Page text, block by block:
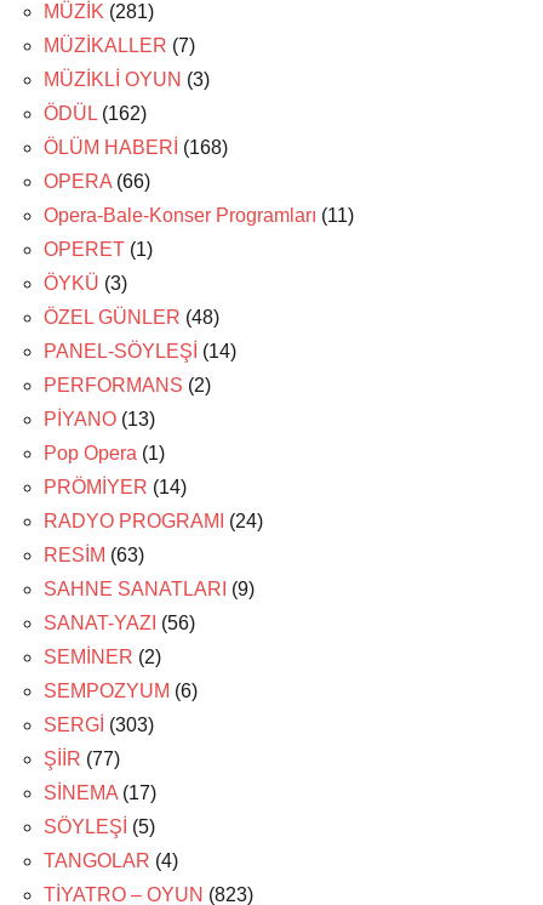
MÜZİK (281)
MÜZİKALLER (7)
MÜZİKLİ OYUN (3)
ÖDÜL (162)
ÖLÜM HABERİ (168)
OPERA (66)
Opera-Bale-Konser Programları (11)
OPERET (1)
ÖYKÜ (3)
ÖZEL GÜNLER (48)
PANEL-SÖYLEŞİ (14)
PERFORMANS (2)
PİYANO (13)
Pop Opera (1)
PRÖMİYER (14)
RADYO PROGRAMI
(24)
RESİM (63)
SAHNE SANATLARI (9)
SANAT-YAZI (56)
SEMİNER (2)
SEMPOZYUM (6)
SERGİ (303)
ŞİİR (77)
SİNEMA (17)
SÖYLEŞİ (5)
TANGOLAR (4)
TİYATRO – OYUN (823)